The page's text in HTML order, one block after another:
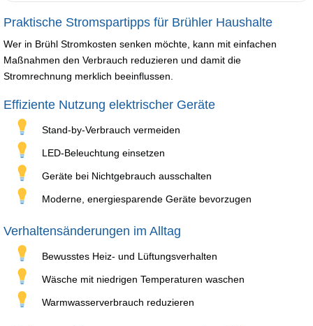
Praktische Stromspartipps für Brühler Haushalte
Wer in Brühl Stromkosten senken möchte, kann mit einfachen
Maßnahmen den Verbrauch reduzieren und damit die
Stromrechnung merklich beeinflussen.
Effiziente Nutzung elektrischer Geräte
Stand-by-Verbrauch vermeiden
LED-Beleuchtung einsetzen
Geräte bei Nichtgebrauch ausschalten
Moderne, energiesparende Geräte bevorzugen
Verhaltensänderungen im Alltag
Bewusstes Heiz- und Lüftungsverhalten
Wäsche mit niedrigen Temperaturen waschen
Warmwasserverbrauch reduzieren